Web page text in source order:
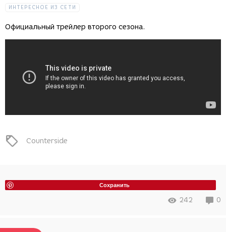
ИНТЕРЕСНОЕ ИЗ СЕТИ
Официальный трейлер второго сезона.
Counterside
Сохранить
242 0